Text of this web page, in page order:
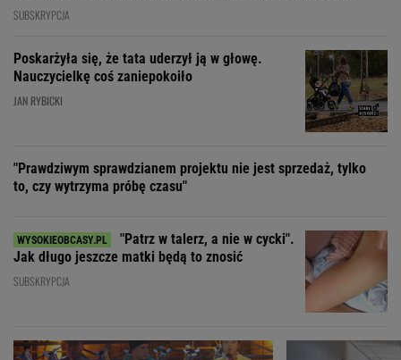
SUBSKRYPCJA
Poskarżyła się, że tata uderzył ją w głowę.
Nauczycielkę coś zaniepokoiło
JAN RYBICKI
"Prawdziwym sprawdzianem projektu nie jest sprzedaż, tylko
to, czy wytrzyma próbę czasu"
"Patrz w talerz, a nie w cycki".
Jak długo jeszcze matki będą to znosić
SUBSKRYPCJA